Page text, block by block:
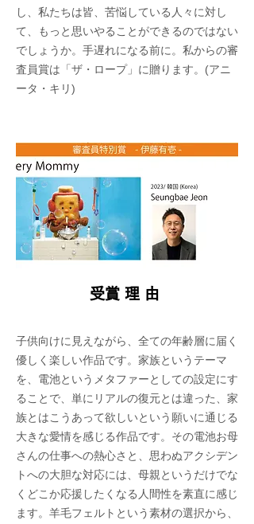
し、私たちは皆、苦悩している人々に対し
て、もっと思いやることができるのではない
でしょうか。手遅れになる前に。私からの審
査員賞は「ザ・ロープ」に贈ります。(アニ
ータ・キリ)
​受賞理由
子供向けに見えながら、全ての年齢層に届く
優しく楽しい作品です。家族というテーマ
を、電池というメタファーとしての設定にす
ることで、単にリアルの復元とは違った、家
族とはこうあって欲しいという願いに通じる
大きな愛情を感じる作品です。その電池お母
さんの仕事への熱心さと、思わぬアクシデン
トへの大胆な対応には、母親というだけでな
くどこか応援したくなる人間性を素直に感じ
ます。羊毛フェルトという素材の選択から、